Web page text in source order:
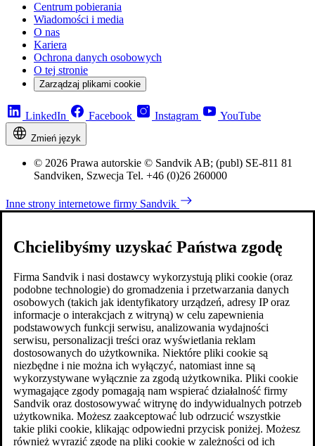
Centrum pobierania
Wiadomości i media
O nas
Kariera
Ochrona danych osobowych
O tej stronie
Zarządzaj plikami cookie
LinkedIn Facebook Instagram YouTube
Zmień język
© 2026 Prawa autorskie © Sandvik AB; (publ) SE-811 81
Sandviken, Szwecja Tel. +46 (0)26 260000
Inne strony internetowe firmy Sandvik
Chcielibyśmy uzyskać Państwa zgodę
Firma Sandvik i nasi dostawcy wykorzystują pliki cookie (oraz
podobne technologie) do gromadzenia i przetwarzania danych
osobowych (takich jak identyfikatory urządzeń, adresy IP oraz
informacje o interakcjach z witryną) w celu zapewnienia
podstawowych funkcji serwisu, analizowania wydajności
serwisu, personalizacji treści oraz wyświetlania reklam
dostosowanych do użytkownika. Niektóre pliki cookie są
niezbędne i nie można ich wyłączyć, natomiast inne są
wykorzystywane wyłącznie za zgodą użytkownika. Pliki cookie
wymagające zgody pomagają nam wspierać działalność firmy
Sandvik oraz dostosowywać witrynę do indywidualnych potrzeb
użytkownika. Możesz zaakceptować lub odrzucić wszystkie
takie pliki cookie, klikając odpowiedni przycisk poniżej. Możesz
również wyrazić zgodę na pliki cookie w zależności od ich